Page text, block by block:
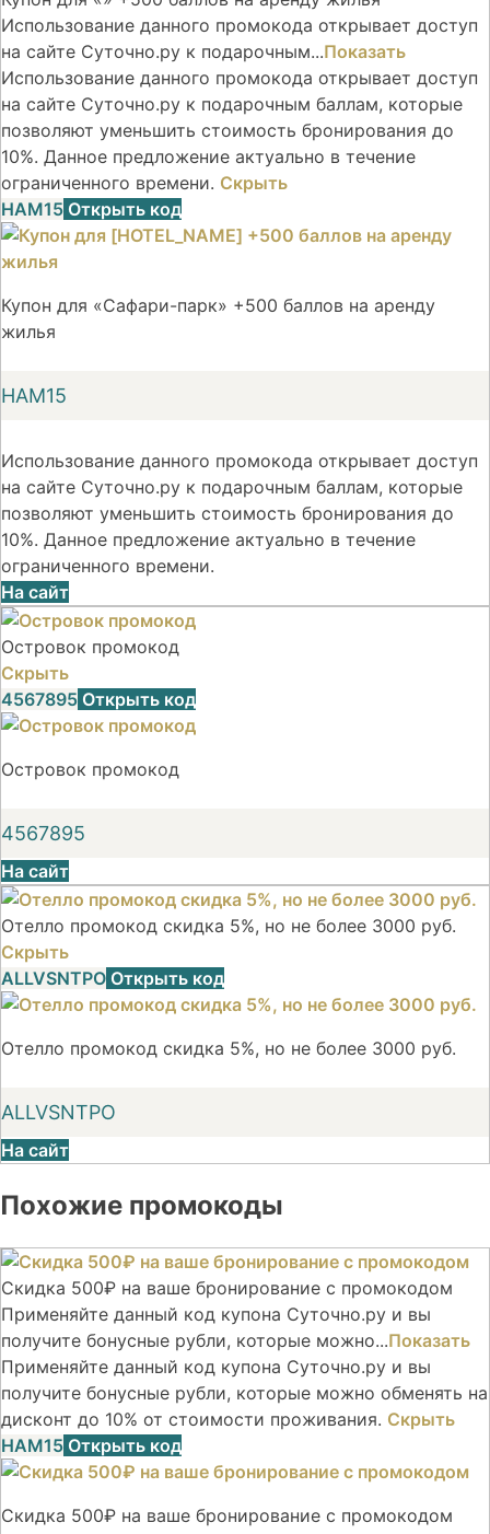
Использование данного промокода открывает доступ
на сайте Суточно.ру к подарочным...Показать
Использование данного промокода открывает доступ
на сайте Суточно.ру к подарочным баллам, которые
позволяют уменьшить стоимость бронирования до
10%. Данное предложение актуально в течение
ограниченного времени. Скрыть
НАМ15 Открыть код
Купон для «Сафари-парк» +500 баллов на аренду
жилья
НАМ15
Использование данного промокода открывает доступ
на сайте Суточно.ру к подарочным баллам, которые
позволяют уменьшить стоимость бронирования до
10%. Данное предложение актуально в течение
ограниченного времени.
На сайт
Островок промокод
Скрыть
4567895 Открыть код
Островок промокод
4567895
На сайт
Отелло промокод скидка 5%, но не более 3000 руб.
Скрыть
ALLVSNTPO Открыть код
Отелло промокод скидка 5%, но не более 3000 руб.
ALLVSNTPO
На сайт
Похожие промокоды
Скидка 500₽ на ваше бронирование с промокодом
Применяйте данный код купона Суточно.ру и вы
получите бонусные рубли, которые можно...Показать
Применяйте данный код купона Суточно.ру и вы
получите бонусные рубли, которые можно обменять на
дисконт до 10% от стоимости проживания. Скрыть
НАМ15 Открыть код
Скидка 500₽ на ваше бронирование с промокодом